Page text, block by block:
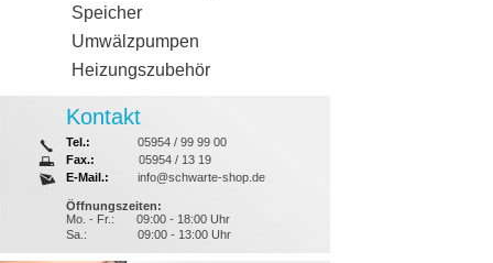
Speicher
Umwälzpumpen
Heizungszubehör
Kontakt
Tel.:
05954 / 99 99 00
Fax.:
05954 / 13 19
E-Mail.:
info@schwarte-shop.de
Öffnungszeiten:
Mo. - Fr.:
09:00 - 18:00 Uhr
Sa.:
09:00 - 13:00 Uhr